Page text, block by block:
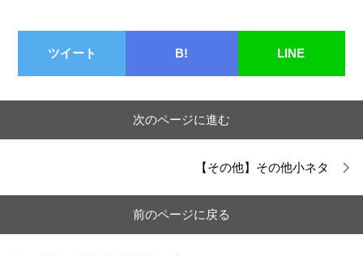
ツイート B! LINE
次のページに進む
【その他】その他小ネタ
前のページに戻る